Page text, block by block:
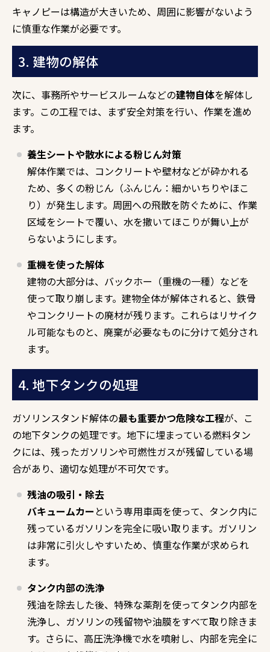
キャノピーは構造が大きいため、周囲に影響がないよう
に慎重な作業が必要です。
3. 建物の解体
次に、事務所やサービスルームなどの建物自体を解体し
ます。この工程では、まず安全対策を行い、作業を進め
ます。
養生シートや散水による粉じん対策
解体作業では、コンクリートや壁材などが砕かれる
ため、多くの粉じん（ふんじん：細かいちりやほこ
り）が発生します。周囲への飛散を防ぐために、作業
区域をシートで覆い、水を撒いてほこりが舞い上が
らないようにします。
重機を使った解体
建物の大部分は、バックホー（重機の一種）などを
使って取り崩します。建物全体が解体されると、鉄骨
やコンクリートの廃材が残ります。これらはリサイク
ル可能なものと、廃棄が必要なものに分けて処分され
ます。
4. 地下タンクの処理
ガソリンスタンド解体の最も重要かつ危険な工程が、こ
の地下タンクの処理です。地下に埋まっている燃料タン
クには、残ったガソリンや可燃性ガスが残留している場
合があり、適切な処理が不可欠です。
残油の吸引・除去
バキュームカー という専用車両を使って、タンク内に
残っているガソリンを完全に吸い取ります。ガソリン
は非常に引火しやすいため、慎重な作業が求められ
ます。
タンク内部の洗浄
残油を除去した後、特殊な薬剤を使ってタンク内部を
洗浄し、ガソリンの残留物や油膜をすべて取り除きま
す。さらに、高圧洗浄機で水を噴射し、内部を完全に